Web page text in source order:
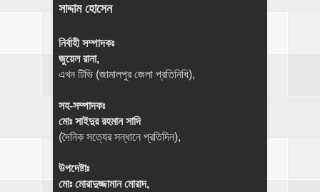
সাদ্দাম হোসেন
নির্বাহী সম্পাদকঃ
জুয়েল রানা,
এখন টিভি (জামালপুর জেলা প্রতিনিধি),
সহ-সম্পাদকঃ
মোঃ সাইদুর রহমান সাদি
(দৈনিক সত্যের সন্ধানে প্রতিদিন),
উপদেষ্টাঃ
মোঃ মোরাদুজ্জামান মোরাদ,